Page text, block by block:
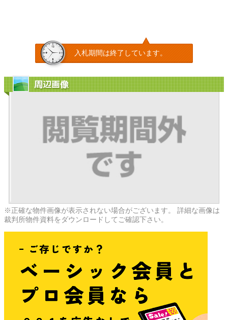
入札期間は終了しています。
周辺画像
※正確な物件画像が表示されない場合がございます。 詳細な画像は
裁判所物件資料をダウンロードしてご確認下さい。